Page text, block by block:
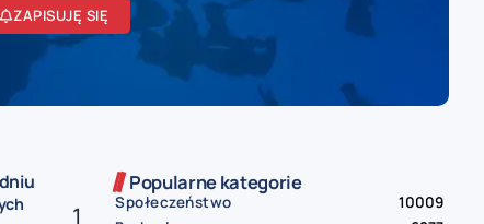
ZAPISUJĘ SIĘ
Popularne kategorie
Społeczeństwo
10009